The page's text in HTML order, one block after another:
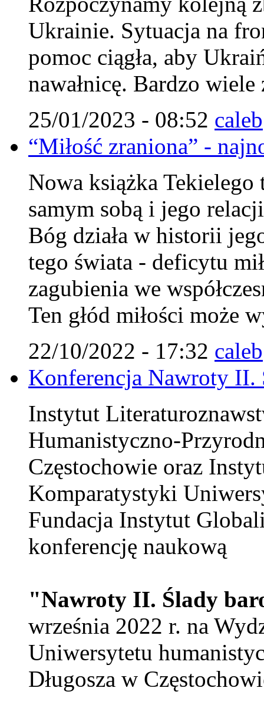
Ukrainie. Sytuacja na
pomoc ciągła, aby
nawałnicę. Bardzo
25/01/2023 - 08:52 caleb
“Miłość zraniona” -
Nowa książka Tekielego
samym sobą i jego
Bóg działa w historii
tego świata - deficytu
zagubienia we
Ten głód miłości może
22/10/2022 - 17:32 caleb
Konferencja Nawroty II.
Instytut
Humanistyczno-
Częstochowie oraz
Komparatystyki
Fundacja Instytut
konferencję naukową
"Nawroty II. Ślady
września 2022 r. na
Uniwersytetu
Długosza w